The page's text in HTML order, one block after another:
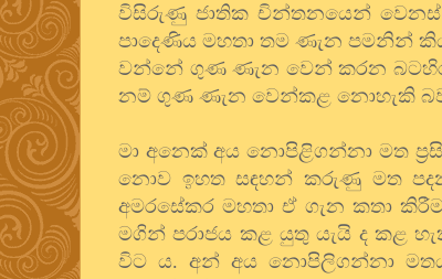
විසිරුණු ජාතික චින්තනයෙන් වෙනස්
පාදෙණිය මහතා තම ණැන පමනින්
වන්නේ ගුණ ණැන වෙන් කරන බටහිර
නම් ගුණ ණැන වෙන්කළ නොහැකි
මා අනෙක් අය නොපිළිගන්නා මත
නොව ඉහත සඳහන් කරුණු මත
අමරසේකර මහතා ඒ ගැන කතා
මගින් පරාජය කළ යුතු යැයි ද කළ
විට ය. අන් අය නොපිලිගන්නා මතයක්